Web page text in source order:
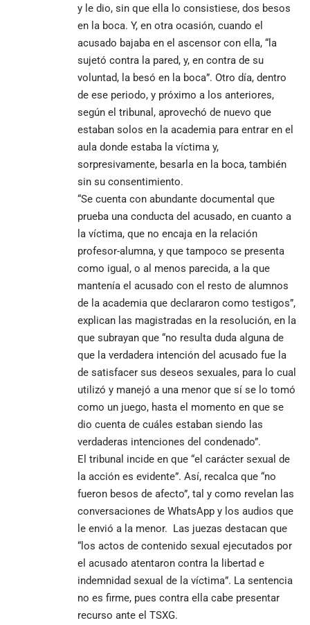
y le dio, sin que ella lo consistiese, dos besos
en la boca. Y, en otra ocasión, cuando el
acusado bajaba en el ascensor con ella, “la
sujetó contra la pared, y, en contra de su
voluntad, la besó en la boca”. Otro día, dentro
de ese periodo, y próximo a los anteriores,
según el tribunal, aprovechó de nuevo que
estaban solos en la academia para entrar en el
aula donde estaba la víctima y,
sorpresivamente, besarla en la boca, también
sin su consentimiento.
“Se cuenta con abundante documental que
prueba una conducta del acusado, en cuanto a
la víctima, que no encaja en la relación
profesor-alumna, y que tampoco se presenta
como igual, o al menos parecida, a la que
mantenía el acusado con el resto de alumnos
de la academia que declararon como testigos”,
explican las magistradas en la resolución, en la
que subrayan que “no resulta duda alguna de
que la verdadera intención del acusado fue la
de satisfacer sus deseos sexuales, para lo cual
utilizó y manejó a una menor que sí se lo tomó
como un juego, hasta el momento en que se
dio cuenta de cuáles estaban siendo las
verdaderas intenciones del condenado”.
El tribunal incide en que “el carácter sexual de
la acción es evidente”. Así, recalca que “no
fueron besos de afecto”, tal y como revelan las
conversaciones de WhatsApp y los audios que
le envió a la menor. Las juezas destacan que
“los actos de contenido sexual ejecutados por
el acusado atentaron contra la libertad e
indemnidad sexual de la víctima”. La sentencia
no es firme, pues contra ella cabe presentar
recurso ante el TSXG.